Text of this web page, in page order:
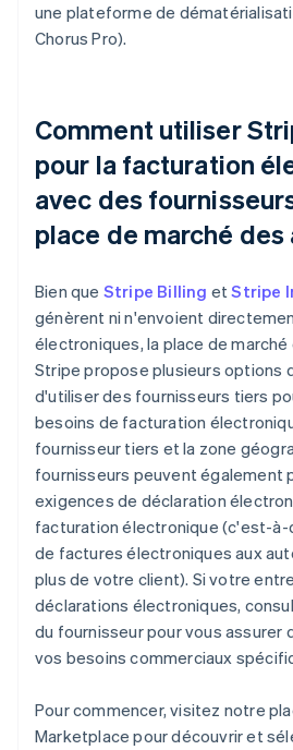
une plateforme de
Chorus Pro).
Comment utiliser
pour la facturation
avec des
place de marché
Bien que Stripe Billing etStripe
génèrent ni n'envoient
électroniques, la place de
Stripe propose plusieurs options
d'utiliser des fournisseurs tiers
besoins de facturation
fournisseur tiers et la zone
fournisseurs peuvent également
exigences de déclaration
facturation électronique (c'est-à-
de factures électroniques aux
plus de votre client). Si votre
déclarations électroniques,
du fournisseur pour vous assurer
vos besoins commerciaux
Pour commencer, visitez notre
Marketplace pour découvrir et